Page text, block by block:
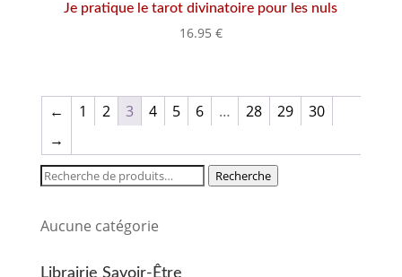
Je pratique le tarot divinatoire pour les nuls
16.95 €
← 1 2 3 4 5 6 … 28 29
30
→
Recherche
Recherche
Aucune catégorie
Librairie Savoir-Être